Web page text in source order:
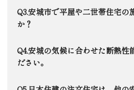
らぽーと安城」周辺から、落ち
宅のプロの目線で「お客様にと
日本住建では、全棟で最高等
をクリアするのはもちろん、さ
計算による構造解析も実施して
災時に「自分の家が一番安全な
ています。
安城市で平屋や二世帯住宅の
か？
はい、安城市内でも数多くの
私たちは完全自由設計ですので
帯」など、決まった形はありま
安城の気候に合わせた断熱性
ださい。